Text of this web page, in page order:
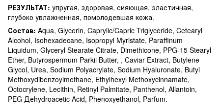
РЕЗУЛЬТАТ: упругая, здоровая, сияющая, эластичная,
глубоко увлажненная, помолодевшая кожа.
Состав: Aqua, Glycerin, Caprylic/Capric Triglyceride, Cetearyl
Alcohol, Isohexadecane, Isopropyl Myristate, Paraffinum
Liquidum, Glyceryl Stearate Citrate, Dimethicone, PPG-15 Stearyl
Ether, Butyrospermum Parkii Butter, , Caviar Extract, Butylene
Glycol, Urea, Sodium Polyacrylate, Sodium Hyaluronate, Butyl
Methoxydibenzoylmethane, Ethylhexyl Methoxycinnamate,
Octocrylene, Lecithin, Retinyl Palmitate, Panthenol, Allantoin,
PEG Деhydroacetic Acid, Phenoxyethanol, Parfum.